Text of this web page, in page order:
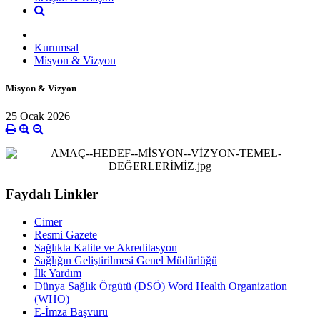
Kurumsal
Misyon & Vizyon
Misyon & Vizyon
25 Ocak 2026
Faydalı Linkler
Cimer
Resmi Gazete
Sağlıkta Kalite ve Akreditasyon
Sağlığın Geliştirilmesi Genel Müdürlüğü
İlk Yardım
Dünya Sağlık Örgütü (DSÖ) Word Health Organization
(WHO)
E-İmza Başvuru